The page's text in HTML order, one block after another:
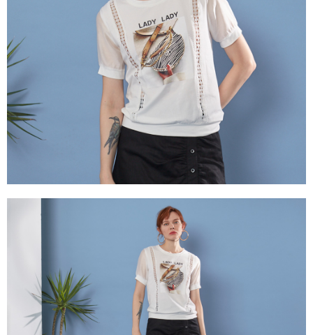
1.本服務係由「台灣大哥大股份有限公司」（以下簡稱本公司）所提供，讓
用戶於交易時，得透過本服務購買商品或服務，並由商店將買賣／分期付款
買賣價金債權讓與本公司後，依約使用本公司帳單繳交帳款。
2.基於同意付款使用「大哥付你分期」之契約關係目的，商店將以您的個人
資料（包含姓名、電話或地址）提供予台灣大哥大進項蒐集、處理及利用，
由本公司與您本人進行分期帳單所需資料之確認、核對及更正。
3.完整用戶服務條款，請詳閱以下連結： https://oppay.tw/userRule
ATM／網路銀行／等多元方式進行付款，方視為交易完成。
※ 請注意：結帳手續完成當下不需立刻繳費，但若您需要取消訂單，請聯絡
購買商品的店家。未經商家同意取消之訂單仍視為有效，需透過AFTEE先享
後付繳納相關費用。
※ 交易是否成功請以「AFTEE先享後付 」之結帳頁面顯示為準，若有關於
是否繳費成功／繳費後需取消欲退款等相關疑問，請聯繫「AFTEE先享後付
https://netprotections.freshdesk.com/support/home
【注意事項】
１．透過由恩沛科技股份有限公司提供之「AFTEE先享後付」服務完成之交
易，需依本服務之必要範圍內提供個人資料，並將交易相關給付款項請求債
權轉讓予恩沛科技股份有限公司。
２．關於個人資料處理事宜，請瀏覽以下網址：
https://aftee.tw/terms/#terms3
３．未成年的使用者請事先徵得法定代理人或監護人之同意方可使用
４．使用「AFTEE先享後付」時，將依據個別帳號之用戶狀況，依本公司即
時審查核予不同之上限額度；若仍有額度不足之情形，本公司將視審查結果
５．嚴禁一人註冊多個帳號或使用他人資訊註冊。若發現惡意使用之情形，
恩沛科技股份有限公司將有權停止該用戶之使用額度並採取法律行動。
每筆NT$120，滿NT$2,000(含以上)免運費